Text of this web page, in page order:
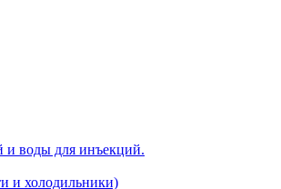
и воды для инъекций.
и холодильники)